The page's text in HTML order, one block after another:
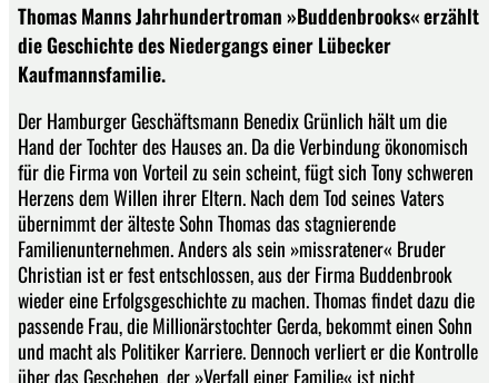
Thomas Manns Jahrhundertroman »Buddenbrooks« erzählt
die Geschichte des Niedergangs einer Lübecker
Kaufmannsfamilie.
Der Hamburger Geschäftsmann Benedix Grünlich hält um die
Hand der Tochter des Hauses an. Da die Verbindung ökonomisch
für die Firma von Vorteil zu sein scheint, fügt sich Tony schweren
Herzens dem Willen ihrer Eltern. Nach dem Tod seines Vaters
übernimmt der älteste Sohn Thomas das stagnierende
Familienunternehmen. Anders als sein »missratener« Bruder
Christian ist er fest entschlossen, aus der Firma Buddenbrook
wieder eine Erfolgsgeschichte zu machen. Thomas findet dazu die
passende Frau, die Millionärstochter Gerda, bekommt einen Sohn
und macht als Politiker Karriere. Dennoch verliert er die Kontrolle
über das Geschehen, der »Verfall einer Familie« ist nicht